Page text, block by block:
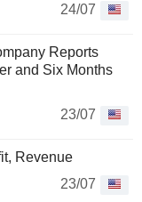
24/07
Reports
and Six Months
23/07
Revenue
23/07